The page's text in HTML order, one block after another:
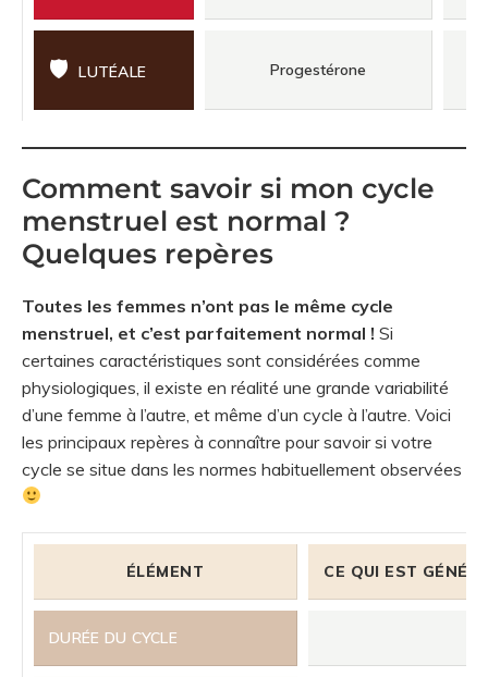
🛡 LUTÉALE Progestérone
Comment savoir si mon cycle
menstruel est normal ?
Quelques repères
Toutes les femmes n’ont pas le même cycle
menstruel, et c’est parfaitement normal ! Si
certaines caractéristiques sont considérées comme
physiologiques, il existe en réalité une grande variabilité
d’une femme à l’autre, et même d’un cycle à l’autre. Voici
les principaux repères à connaître pour savoir si votre
cycle se situe dans les normes habituellement observées
ÉLÉMENT CE QUI EST
DURÉE DU CYCLE